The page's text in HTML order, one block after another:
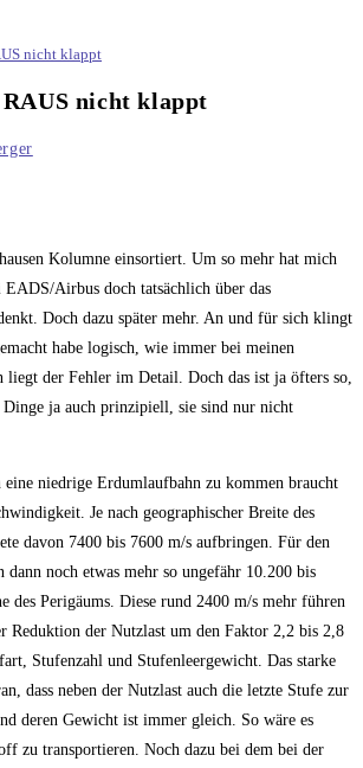
nicht klappt
nicht klappt
Kolumne einsortiert. Um so mehr hat mich
EADS/Airbus doch tatsächlich über das
Doch dazu später mehr. An und für sich klingt
habe logisch, wie immer bei meinen
liegt der Fehler im Detail. Doch das ist ja öfters so,
Dinge ja auch prinzipiell, sie sind nur nicht
niedrige Erdumlaufbahn zu kommen braucht
Je nach geographischer Breite des
davon 7400 bis 7600 m/s aufbringen. Für den
noch etwas mehr so ungefähr 10.200 bis
des Perigäums. Diese rund 2400 m/s mehr führen
Reduktion der Nutzlast um den Faktor 2,2 bis 2,8
Stufenzahl und Stufenleergewicht. Das starke
dass neben der Nutzlast auch die letzte Stufe zur
deren Gewicht ist immer gleich. So wäre es
zu transportieren. Noch dazu bei dem bei der